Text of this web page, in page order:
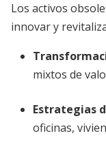
Los activos
innovar y
mixtos de
Estrategias
oficinas,